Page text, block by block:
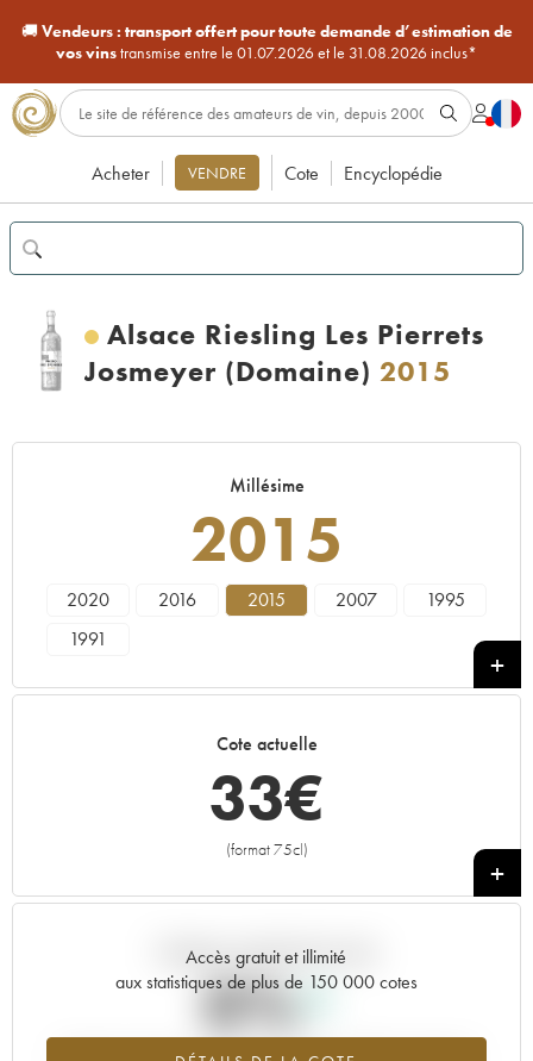
🚚Vendeurs : transport offert pour toute demande d’estimation de
vos vinstransmise entre le 01.07.2026 et le 31.08.2026 inclus*
Acheter VENDRE Cote Encyclopédie
Alsace Riesling Les Pierrets
Josmeyer (Domaine) 2015
Millésime
2015
2020 2016 2015 2007
1995
1991
Cote actuelle
33€
(format 75cl)
+
Accès gratuit et illimité
aux statistiques de plus de 150 000 cotes
Tendance actuelle de la cote
0%